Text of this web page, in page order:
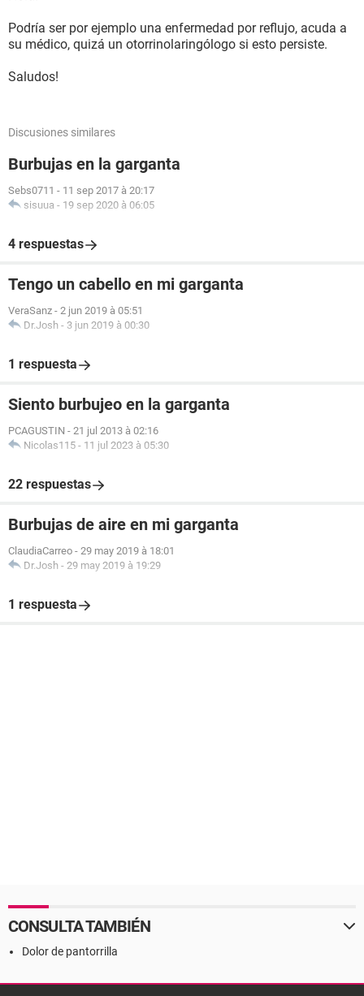
Podría ser por ejemplo una enfermedad por reflujo, acuda a
su médico, quizá un otorrinolaringólogo si esto persiste.
Saludos!
Discusiones similares
Burbujas en la garganta
Sebs0711 - 11 sep 2017 à 20:17
sisuua - 19 sep 2020 à 06:05
4 respuestas
Tengo un cabello en mi garganta
VeraSanz - 2 jun 2019 à 05:51
Dr.Josh - 3 jun 2019 à 00:30
1 respuesta
Siento burbujeo en la garganta
PCAGUSTIN - 21 jul 2013 à 02:16
Nicolas115 - 11 jul 2023 à 05:30
22 respuestas
Burbujas de aire en mi garganta
ClaudiaCarreo - 29 may 2019 à 18:01
Dr.Josh - 29 may 2019 à 19:29
1 respuesta
CONSULTA TAMBIÉN
Dolor de pantorrilla